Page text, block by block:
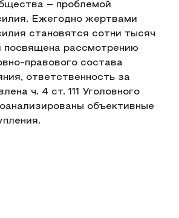
– проблемой
Ежегодно жертвами
становятся сотни тысяч
посвящена рассмотрению
правового состава
ответственность за
ч. 4 ст. 111 Уголовного
объективные